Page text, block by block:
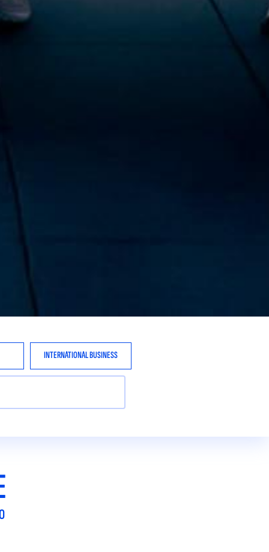
INTERNATIONAL BUSINESS